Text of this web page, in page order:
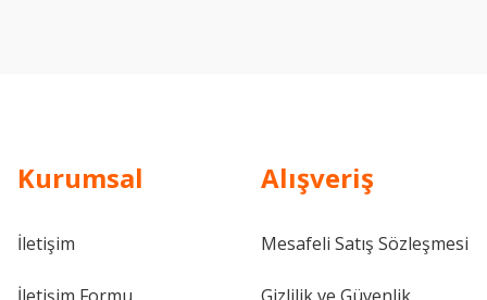
Kurumsal
İletişim
Alışveriş
Mesafeli Satış Sözleşmesi